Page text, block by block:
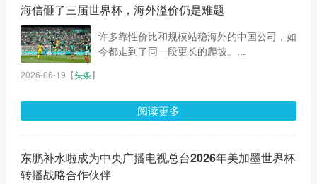
海信砸了三届世界杯，海外溢价仍是难题
许多靠性价比和规模站稳海外的中国公司，如
今都走到了同一段更长的爬坡。...
2026-06-19 【头条】
阅读更多
东鹏补水啦成为中央广播电视总台2026年美加墨世界杯
转播战略合作伙伴